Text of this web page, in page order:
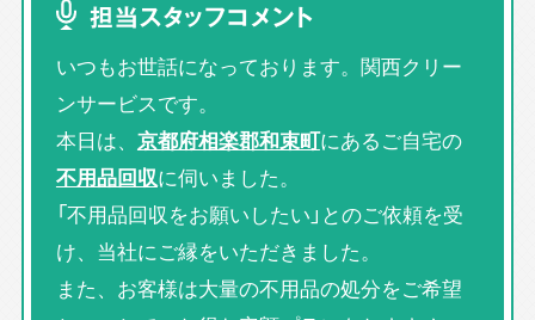
担当スタッフコメント
いつもお世話になっております。関西クリー
ンサービスです。
本日は、 京都府相楽郡和束町にあるご自宅の
不用品回収に伺いました。
「不用品回収をお願いしたい」とのご依頼を受
け、当社にご縁をいただきました。
また、お客様は大量の不用品の処分をご希望